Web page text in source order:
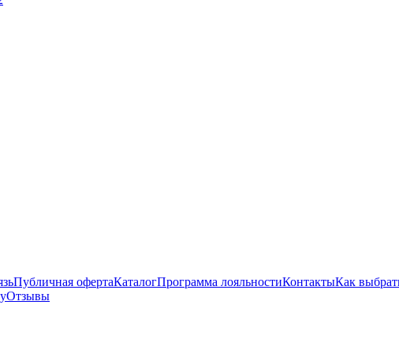
Публичная офертаКаталогПрограмма лояльностиКонтактыКак
Отзывы